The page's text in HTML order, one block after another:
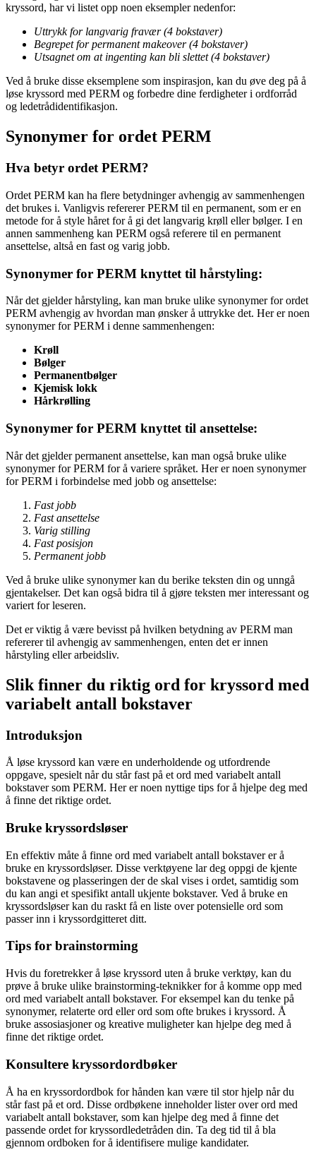
kryssord, har vi listet opp noen eksempler nedenfor:
Uttrykk for langvarig fravær (4 bokstaver)
Begrepet for permanent makeover (4 bokstaver)
Utsagnet om at ingenting kan bli slettet (4 bokstaver)
Ved å bruke disse eksemplene som inspirasjon, kan du øve deg på å
løse kryssord med PERM og forbedre dine ferdigheter i ordforråd
og ledetrådidentifikasjon.
Synonymer for ordet PERM
Hva betyr ordet PERM?
Ordet PERM kan ha flere betydninger avhengig av sammenhengen
det brukes i. Vanligvis refererer PERM til en permanent, som er en
metode for å style håret for å gi det langvarig krøll eller bølger. I en
annen sammenheng kan PERM også referere til en permanent
ansettelse, altså en fast og varig jobb.
Synonymer for PERM knyttet til hårstyling:
Når det gjelder hårstyling, kan man bruke ulike synonymer for ordet
PERM avhengig av hvordan man ønsker å uttrykke det. Her er noen
synonymer for PERM i denne sammenhengen:
Krøll
Bølger
Permanentbølger
Kjemisk lokk
Hårkrølling
Synonymer for PERM knyttet til ansettelse:
Når det gjelder permanent ansettelse, kan man også bruke ulike
synonymer for PERM for å variere språket. Her er noen synonymer
for PERM i forbindelse med jobb og ansettelse:
Fast jobb
Fast ansettelse
Varig stilling
Fast posisjon
Permanent jobb
Ved å bruke ulike synonymer kan du berike teksten din og unngå
gjentakelser. Det kan også bidra til å gjøre teksten mer interessant og
variert for leseren.
Det er viktig å være bevisst på hvilken betydning av PERM man
refererer til avhengig av sammenhengen, enten det er innen
hårstyling eller arbeidsliv.
Slik finner du riktig ord for kryssord med
variabelt antall bokstaver
Introduksjon
Å løse kryssord kan være en underholdende og utfordrende
oppgave, spesielt når du står fast på et ord med variabelt antall
bokstaver som PERM. Her er noen nyttige tips for å hjelpe deg med
å finne det riktige ordet.
Bruke kryssordsløser
En effektiv måte å finne ord med variabelt antall bokstaver er å
bruke en kryssordsløser. Disse verktøyene lar deg oppgi de kjente
bokstavene og plasseringen der de skal vises i ordet, samtidig som
du kan angi et spesifikt antall ukjente bokstaver. Ved å bruke en
kryssordsløser kan du raskt få en liste over potensielle ord som
passer inn i kryssordgitteret ditt.
Tips for brainstorming
Hvis du foretrekker å løse kryssord uten å bruke verktøy, kan du
prøve å bruke ulike brainstorming-teknikker for å komme opp med
ord med variabelt antall bokstaver. For eksempel kan du tenke på
synonymer, relaterte ord eller ord som ofte brukes i kryssord. Å
bruke assosiasjoner og kreative muligheter kan hjelpe deg med å
finne det riktige ordet.
Konsultere kryssordordbøker
Å ha en kryssordordbok for hånden kan være til stor hjelp når du
står fast på et ord. Disse ordbøkene inneholder lister over ord med
variabelt antall bokstaver, som kan hjelpe deg med å finne det
passende ordet for kryssordledetråden din. Ta deg tid til å bla
gjennom ordboken for å identifisere mulige kandidater.